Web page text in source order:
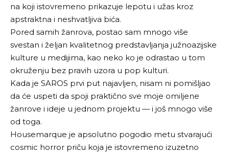
na koji istovremeno prikazuje lepotu i užas kroz
apstraktna i neshvatljiva bića.
Pored samih žanrova, postao sam mnogo više
svestan i željan kvalitetnog predstavljanja južnoazijske
kulture u medijima, kao neko ko je odrastao u tom
okruženju bez pravih uzora u pop kulturi.
Kada je SAROS prvi put najavljen, nisam ni pomišljao
da će uspeti da spoji praktično sve moje omiljene
žanrove i ideje u jednom projektu — i još mnogo više
od toga.
Housemarque je apsolutno pogodio metu stvarajući
cosmic horror priču koja je istovremeno izuzetno